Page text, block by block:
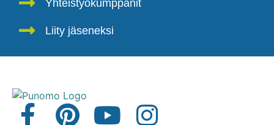
Yhteistyökumppanit
Liity jäseneksi